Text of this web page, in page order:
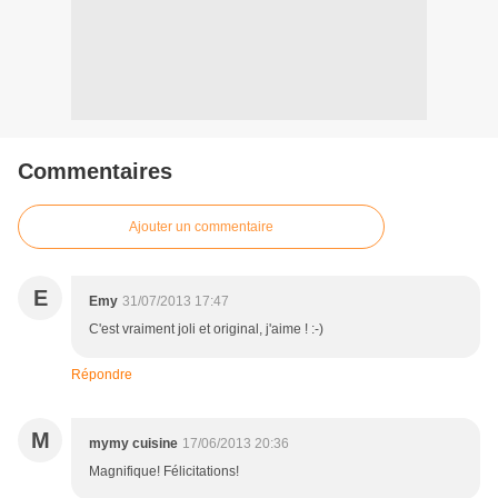
Commentaires
Ajouter un commentaire
E Emy 31/07/2013 17:47
C'est vraiment joli et original, j'aime ! :-)
Répondre
M mymy cuisine 17/06/2013 20:36
Magnifique! Félicitations!